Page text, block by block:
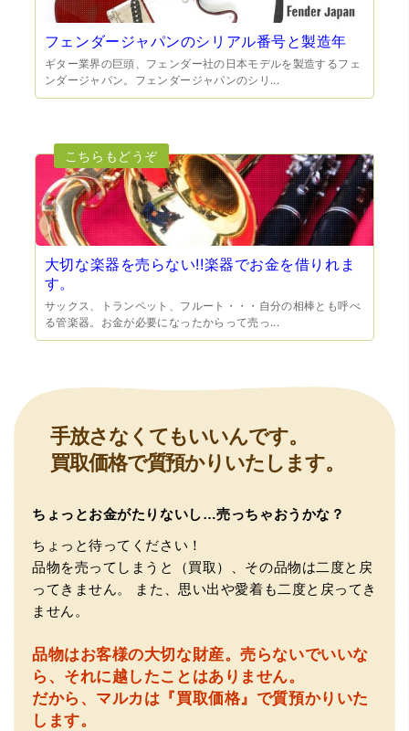
いましたが、今までの質屋さんとは全く違う、とても良い
印象でした。何度でも伺いたくなりました。この度は、本
当にありがとうございました。
正直他店の倍以上で驚きました。また機会があれば利用し
ます。
（大阪府東大阪市）ネットを見て安心できるお店であると
感じて飛び込みで訪問。飛びこみにも関わらず、とても親
りがとうございます。
フェンダージャパンのシリアル番号と製造年
ギター業界の巨頭、フェンダー社の日本モデルを製造するフェ
ンダージャパン。フェンダージャパンのシリ...
大切な楽器を売らない!!楽器でお金を借りれま
す。
サックス、トランペット、フルート・・・自分の相棒とも呼べ
る管楽器。お金が必要になったからって売っ...
手放さなくてもいいんです。
買取価格で質預かりいたします。
ちょっとお金がたりないし…売っちゃおうかな？
ちょっと待ってください！
品物を売ってしまうと（買取）、その品物は二度と戻
ってきません。
また、思い出や愛着も二度と戻ってき
ません。
品物はお客様の大切な財産。売らないでいいな
ら、それに越したことはありません。
だから、マルカは『買取価格』で質預かりいた
します。